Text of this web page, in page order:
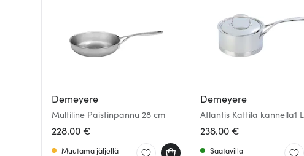
Demeyere
Multiline Paistinpannu 28 cm
228.00 €
Muutama jäljellä
Demeyere
Atlantis Kattila kannella1 L
238.00 €
Saatavilla